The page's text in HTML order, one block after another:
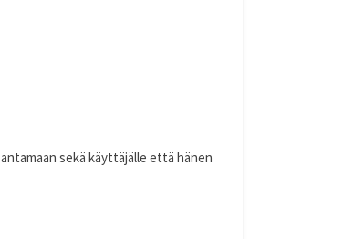
sekä käyttäjälle että hänen